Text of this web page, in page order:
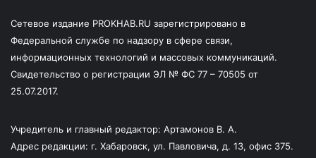
Сетевое издание PROKHAB.RU зарегистрировано в
Федеральной службе по надзору в сфере связи,
информационных технологий и массовых коммуникаций.
Свидетельство о регистрации ЭЛ № ФС 77 – 70505 от
25.07.2017.
Учредитель и главный редактор: Артамонов В. А.
Адрес редакции: г. Хабаровск, ул. Павловича, д. 13, офис 375.